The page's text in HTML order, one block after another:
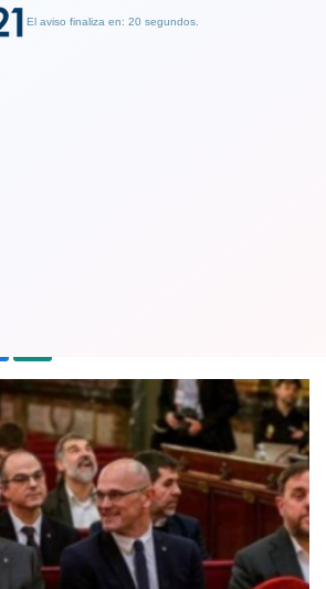
El aviso finaliza en: 19 segundos.